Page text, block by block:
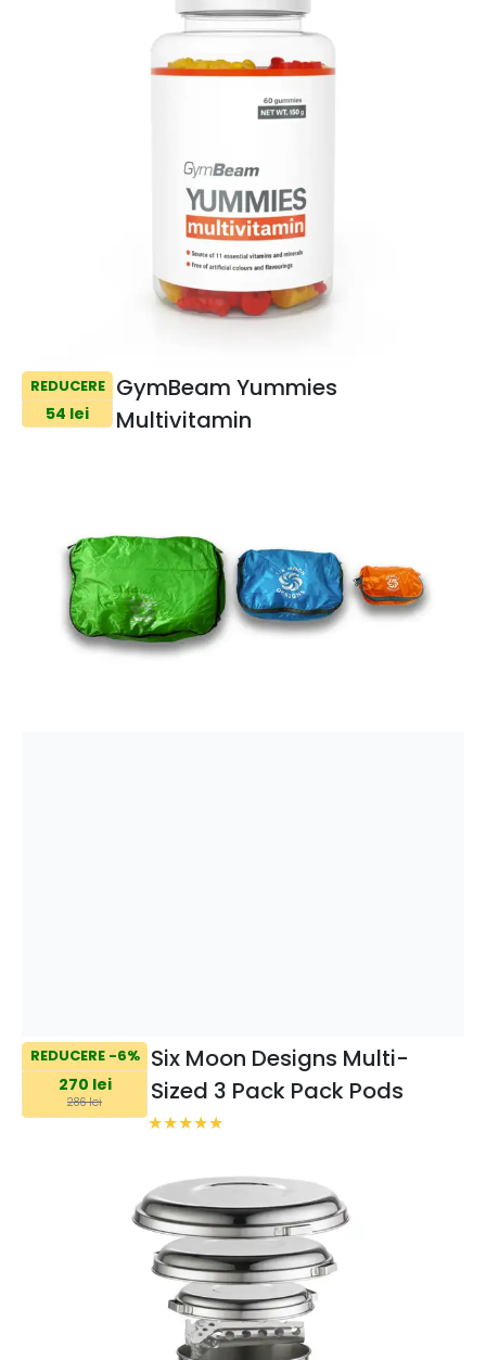
REDUCERE
54 lei
GymBeam Yummies
Multivitamin
REDUCERE -6%
270 lei
286 lei
Six Moon Designs Multi-
Sized 3 Pack Pack Pods